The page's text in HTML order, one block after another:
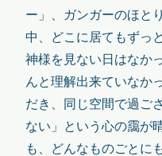
ー」、ガンガーのほと
中、どこに居てもずっ
神様を見ない日はなか
んと理解出来ていなか
だき、同じ空間で過ご
ない」という心の靄が
も、どんなものごとに